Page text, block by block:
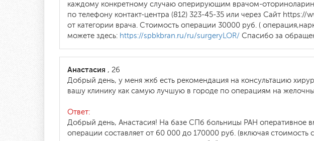
каждому конкретному случаю оперирующим врачом-
по телефону контакт-центра (812) 323-45-35 или через Сайт
от категории врача. Стоимость операции 30000 руб. (
можете здесь: https://spbkbran.ru/ru/surgeryLOR/ Спасибо за
Анастасия , 26
Добрый день, у меня жкб есть рекомендация на консультацию
вашу клинику как самую лучшую в городе по операциям на
Ответ:
Добрый день, Анастасия! На базе СПб больницы РАН оперативное
операции составляет от 60 000 до 170000 руб. (включая